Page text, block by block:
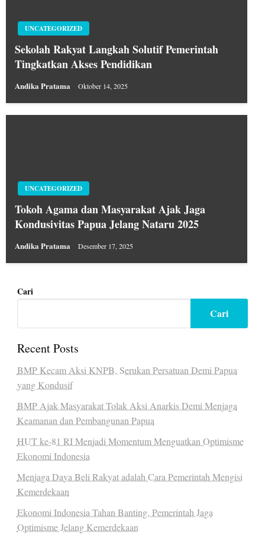
UNCATEGORIZED
Sekolah Rakyat Langkah Solutif Pemerintah
Tingkatkan Akses Pendidikan
Andika Pratama Oktober 14, 2025
UNCATEGORIZED
Tokoh Agama dan Masyarakat Ajak Jaga
Kondusivitas Papua Jelang Nataru 2025
Andika Pratama Desember 17, 2025
Cari
Cari
Recent Posts
BMP Kecam Aksi KNPB, Serukan Persatuan Demi Papua
yang Kondusif
BMP Ajak Masyarakat Tolak Aksi Anarkis Demi Menjaga
Keamanan dan Pembangunan Papua
HUT ke-81 RI Menjadi Momentum Menguatkan Optimisme
Ekonomi Indonesia
Menjaga Daya Beli Rakyat adalah Cara Pemerintah Mengisi
Kemerdekaan
Ekonomi Indonesia Tahan Banting, Pemerintah Jaga
Optimisme Jelang Kemerdekaan